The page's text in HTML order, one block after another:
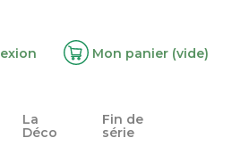
Mon panier (vide)
La
Déco
Fin de
série